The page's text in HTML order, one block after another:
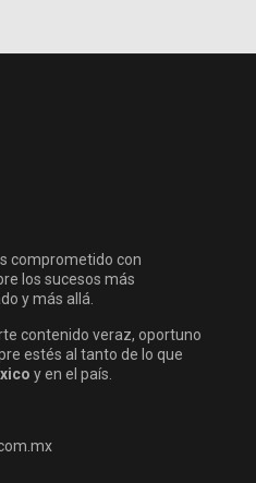
comprometido con
los sucesos más
y más allá.
contenido veraz, oportuno
estés al tanto de lo que
y en el país.